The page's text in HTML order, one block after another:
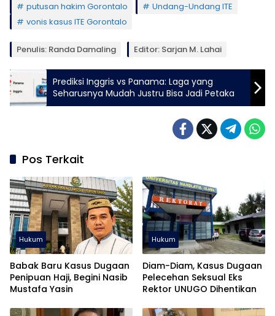
putusan hakim Gorontalo
Undang-Undang ITE
vonis kasus ITE Gorontalo
Penulis: Randa Damaling Editor: Sarjan M. Lahai
Prediksi Inggris vs Panama: Laga yang
Seharusnya Mudah Justru Bisa Jadi Petaka
Pos Terkait
Hukum
Babak Baru Kasus Dugaan
Penipuan Haji, Begini Nasib
Mustafa Yasin
Hukum
Diam-Diam, Kasus Dugaan
Pelecehan Seksual Eks
Rektor UNUGO Dihentikan